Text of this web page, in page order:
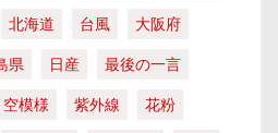
北海道 台風
大阪府
県 日産
最後の一言
空模様 紫外線
花粉